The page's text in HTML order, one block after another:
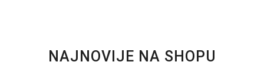
NAJNOVIJE NA SHOPU